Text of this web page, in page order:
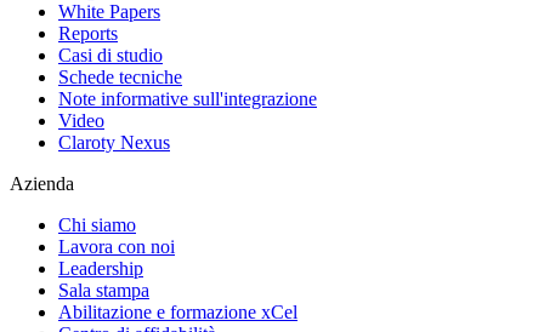
White Papers
Reports
Casi di studio
Schede tecniche
Note informative sull'integrazione
Video
Claroty Nexus
Azienda
Chi siamo
Lavora con noi
Leadership
Sala stampa
Abilitazione e formazione xCel